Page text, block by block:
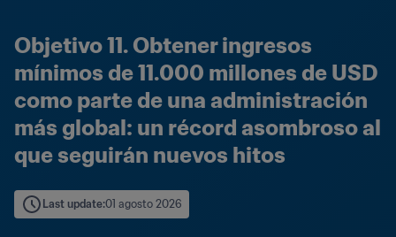
Objetivo 11. Obtener ingresos
mínimos de 11.000 millones de USD
como parte de una administración
más global: un récord asombroso al
que seguirán nuevos hitos
Last update:01 agosto 2026